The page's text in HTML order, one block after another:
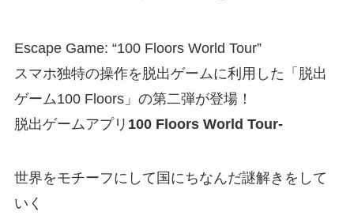
Escape Game: “100 Floors World Tour”
スマホ独特の操作を脱出ゲームに利用した「脱出
ゲーム100 Floors」の第二弾が登場！
脱出ゲームアプリ 100 Floors World Tour-
世界をモチーフにして国にちなんだ謎解きをして
いく